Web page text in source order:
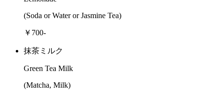
(Soda or Water or Jasmine Tea)
￥700-
抹茶ミルク
Green Tea Milk
(Matcha, Milk)